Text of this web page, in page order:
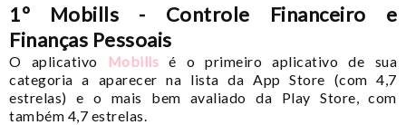
1º Mobills - Controle Financeiro e
Finanças Pessoais
O aplicativo Mobills é o primeiro aplicativo de sua
categoria a aparecer na lista da App Store (com 4,7
estrelas) e o mais bem avaliado da Play Store, com
também 4,7 estrelas.